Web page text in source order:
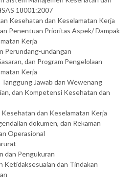
18001:2007
Kesehatan dan Keselamatan Kerja
Penentuan Prioritas Aspek/ Dampak
Kerja
Perundang-undangan
dan Program Pengelolaan
Kerja
Tanggung Jawab dan Wewenang
dan Kompetensi Kesehatan dan
dan Keselamatan Kerja
dokumen, dan Rekaman
Operasional
dan Pengukuran
Ketidaksesuaian dan Tindakan